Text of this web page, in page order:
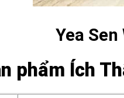
Yea
phẩm Ích